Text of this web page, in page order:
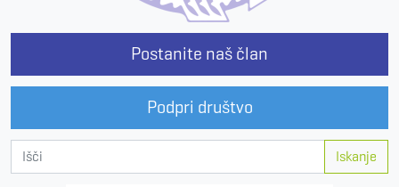
Postanite naš član
Podpri društvo
Iskanje